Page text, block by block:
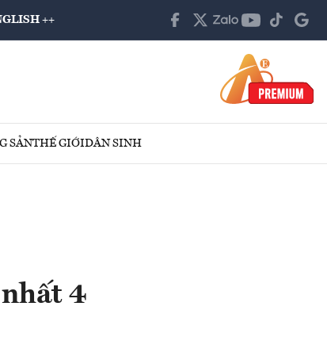
++
SẢNTHẾ GIỚIDÂN SINH
4